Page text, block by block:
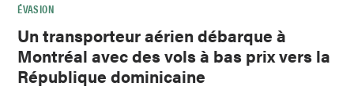
ÉVASION
Un transporteur aérien débarque à
Montréal avec des vols à bas prix vers la
République dominicaine